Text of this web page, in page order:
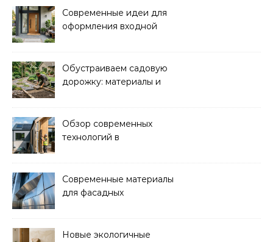
Современные идеи для
оформления входной
Обустраиваем садовую
дорожку: материалы и
Обзор современных
технологий в
домов
Современные материалы
для фасадных
новинок
Новые экологичные